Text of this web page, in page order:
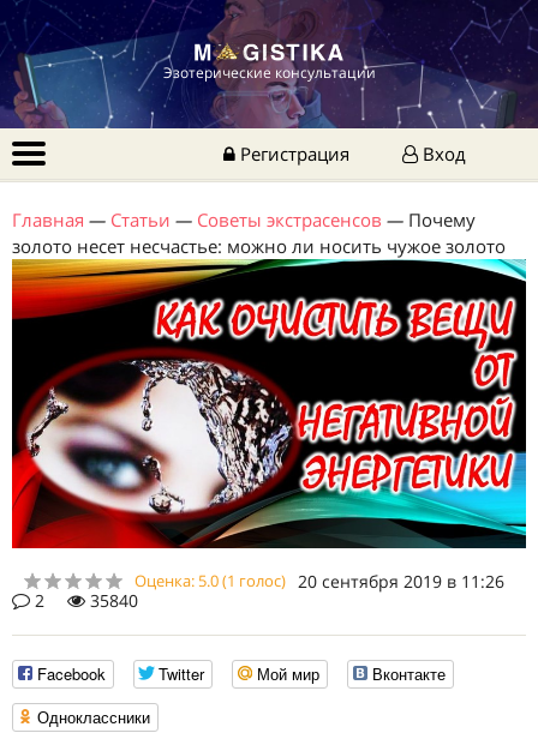
Эзотерические консультации
Регистрация Вход
Главная — Статьи — Советы экстрасенсов — Почему
золото несет несчастье: можно ли носить чужое золото
Оценка:5.0(1 голос)
20 сентября 2019 в 11:26
2
35840
Facebook Twitter Мой мир
Вконтакте
Одноклассники